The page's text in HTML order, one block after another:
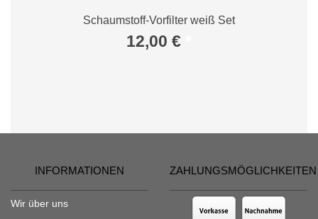
Schaumstoff-Vorfilter weiß Set
12,00 €
INFORMATIONEN
Wir über uns
ZAHLUNGSMÖGLICHKEITEN